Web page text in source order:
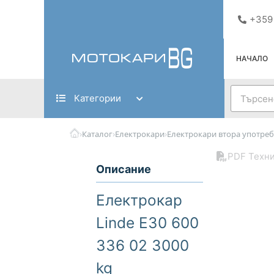
НАЧАЛО
Категории
›Каталог›Електрокари›Електрокари втора
Описание
Електрокар
Linde E30 600
336 02 3000
kg
PDF